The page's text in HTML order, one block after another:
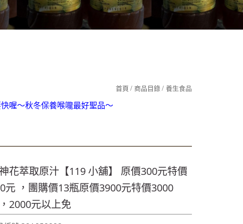
首頁 商品目錄 養生食品
喔～秋冬保養喉嚨最好聖品～
喔～秋冬保養喉嚨最好聖品～
讚分享!9折!
花萃取原汁【119 小舖】 原價300元特價
元 ，團購價13瓶原價3900元特價3000
2000元以上免